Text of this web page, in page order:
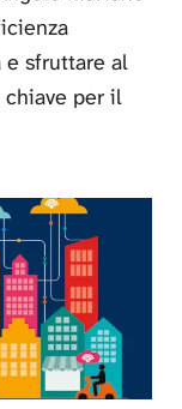
sfruttare al
per il